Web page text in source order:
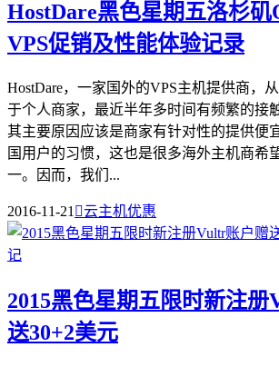
HostDare黑色星期五洛杉矶
VPS促销及性能体验记录
HostDare，一家国外的VPS主机提供商，
于个人商家，最近半年多时间有频繁的接
其主要原因应该是商家有针对性的提供便
国用户的习惯，这也是很多海外主机商希
一。因而，我们...
2016-11-21 云主机优惠
2015黑色星期五限时新注
送30+2美元